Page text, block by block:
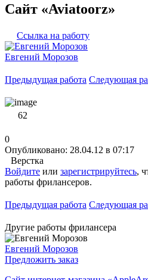
Сайт «Aviatoorz»
Ссылка на работу
Евгений Морозов
Предыдущая работа Следующая
62
0
Опубликовано: 28.04.12 в 07:17
Верстка
Войдите или зарегистрируйтесь,
работы фрилансеров.
Предыдущая работа Следующая
Другие работы фрилансера
Евгений Морозов
Предложить заказ